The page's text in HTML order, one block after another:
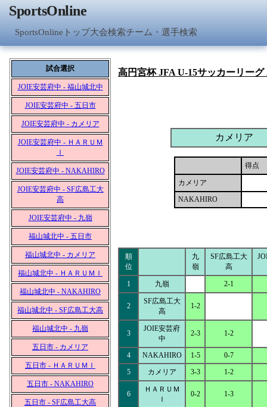
SportsOnline
SportsOnlineトップ大会検索チーム・選手検索
試合選択
JOIE安芸府中 - 福山城北中
JOIE安芸府中 - 五日市
JOIE安芸府中 - カメリア
JOIE安芸府中 - ＨＡＲＵＭ
Ｉ
JOIE安芸府中 - NAKAHIRO
JOIE安芸府中 - SF広島工大
高
JOIE安芸府中 - 九嶺
福山城北中 - 五日市
福山城北中 - カメリア
福山城北中 - ＨＡＲＵＭＩ
福山城北中 - NAKAHIRO
福山城北中 - SF広島工大高
福山城北中 - 九嶺
五日市 - カメリア
五日市 - ＨＡＲＵＭＩ
五日市 - NAKAHIRO
五日市 - SF広島工大高
高円宮杯 JFA U-15サッカーリー
カメリア
得点
カメリア
NAKAHIRO
順
位
九
嶺
SF広島工大
高
1 九嶺 2-1
2
SF広島工大
高
1-2
3
JOIE安芸府
中
2-3 1-2
4 NAKAHIRO 1-5
0-7
5
カメリア 3-3 1-2
6
ＨＡＲＵＭ
Ｉ
0-2 1-3